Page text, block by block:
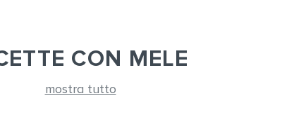
CON MELE
mostra tutto